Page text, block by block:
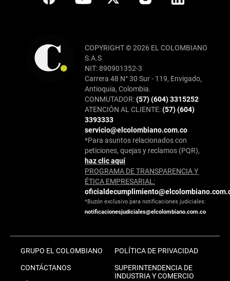
COPYRIGHT © 2026 EL COLOMBIANO
S.A.S
NIT: 890901352-3
Carrera 48 N° 30 Sur - 119, Envigado,
Antioquia, Colombia.
CONMUTADOR:(57) (604) 3315252
ATENCIÓN AL CLIENTE:(57) (604)
3393333
servicio@elcolombiano.com.co
*Para asuntos relacionados con
peticiones, quejas y reclamos (PQR),
haz clic aquí
PROGRAMA DE TRANSPARENCIA Y
ÉTICA EMPRESARIAL:
*Buzón exclusivo para notificaciones judiciales:
notificacionesjudiciales@elcolombiano.com.co
GRUPO EL COLOMBIANO
CONTÁCTANOS
POLÍTICA DE PRIVACIDAD
SUPERINTENDENCIA DE
INDUSTRIA Y COMERCIO